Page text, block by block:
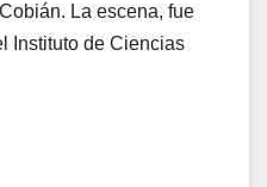
La escena, fue
Instituto de Ciencias